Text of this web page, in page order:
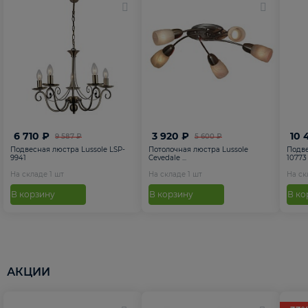
9 587 ₽
6 710 ₽
Подвесная люстра Lussole LSP-
9941
На складе 1 шт
В корзину
5 600 ₽
3 920 ₽
Потолочная люстра Lussole
Cevedale ...
На складе 1 шт
В корзину
10
10773
На
В
АКЦИИ